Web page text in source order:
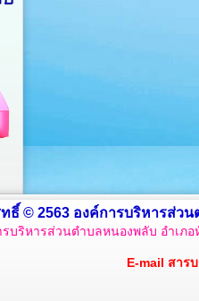
ธิ์ © 2563 องค์การบริหารส่ว
รบริหารส่วนตำบลหนองพลับ อำเภ
E-mail สาร